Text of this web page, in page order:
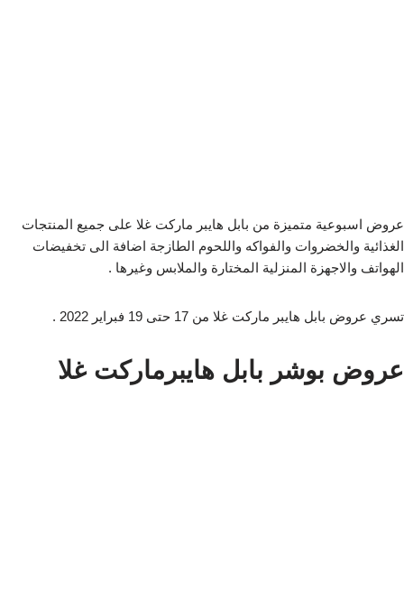
عروض اسبوعية متميزة من بابل هايبر ماركت غلا على جميع المنتجات
الغذائية والخضروات والفواكه واللحوم الطازجة اضافة الى تخفيضات
الهواتف والاجهزة المنزلية المختارة والملابس وغيرها .
تسري عروض بابل هايبر ماركت غلا من 17 حتى 19 فبراير 2022 .
عروض بوشر بابل هايبرماركت غلا